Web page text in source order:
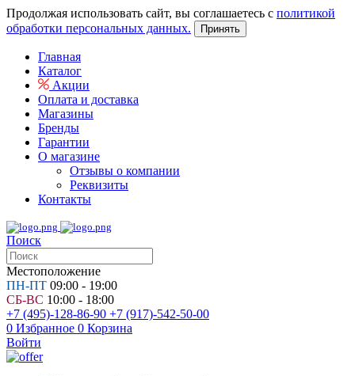
Продолжая использовать сайт, вы соглашаетесь с политикой
обработки персональных данных.
Принять
Главная
Каталог
Акции
Оплата и доставка
Магазины
Бренды
Гарантии
О магазине
Отзывы о компании
Реквизиты
Контакты
Поиск
Местоположение
ПН-ПТ 09:00 - 19:00
СБ-ВС 10:00 - 18:00
+7 (495)-128-86-90 +7 (917)-542-50-00
0 Избранное 0 Корзина
Войти